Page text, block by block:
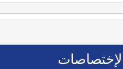
االإختصاصات